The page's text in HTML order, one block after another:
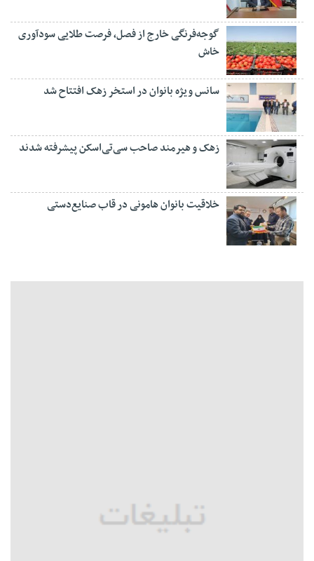
گوجه‌فرنگی خارج از فصل، فرصت طلایی سودآوری
خاش
سانس ویژه بانوان در استخر زهک افتتاح شد
زهک و هیرمند صاحب سی‌تی‌اسکن پیشرفته شدند
خلاقیت بانوان هامونی در قاب صنایع‌دستی